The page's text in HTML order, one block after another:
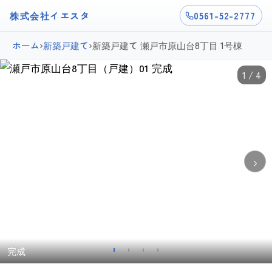
株式会社イエスタ 0561-52-2777
ホーム›新築戸建て›新築戸建て 瀬戸市原山台8丁目 1号棟
完成
›
1 / 4